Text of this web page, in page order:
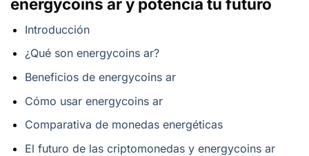
Introducción
¿Qué son energycoins ar?
Beneficios de energycoins ar
Cómo usar energycoins ar
Comparativa de monedas energéticas
El futuro de las criptomonedas y energycoins ar